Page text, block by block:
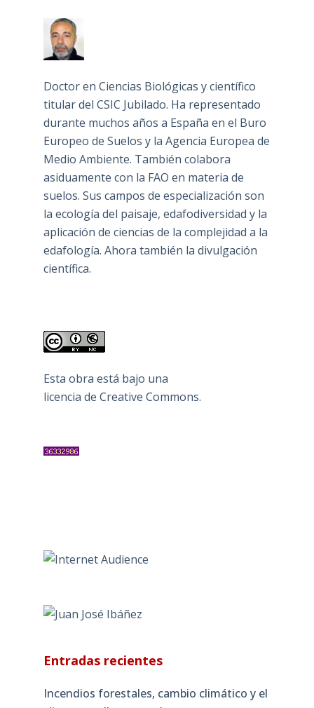
Doctor en Ciencias Biológicas y científico
titular del CSIC Jubilado. Ha representado
durante muchos años a España en el Buro
Europeo de Suelos y la Agencia Europea de
Medio Ambiente. También colabora
asiduamente con la FAO en materia de
suelos. Sus campos de especialización son
la ecología del paisaje, edafodiversidad y la
aplicación de ciencias de la complejidad a la
edafología. Ahora también la divulgación
científica.
Esta obra está bajo una
licencia de Creative Commons.
Entradas recientes
Incendios forestales, cambio climático y el